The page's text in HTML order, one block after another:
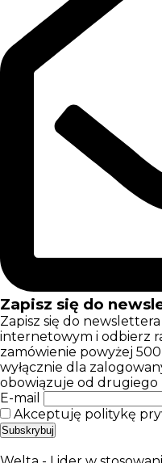
Zapisz się do
Zapisz się do
internetowym i odbierz
zamówienie powyżej
wyłącznie dla
obowiązuje od drugiego
E-mail
Akceptuję politykę